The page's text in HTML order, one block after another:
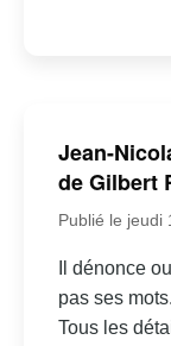
Jean-
de Gilbert
Publié le jeudi
Il dénonce
pas ses mots.
Tous les